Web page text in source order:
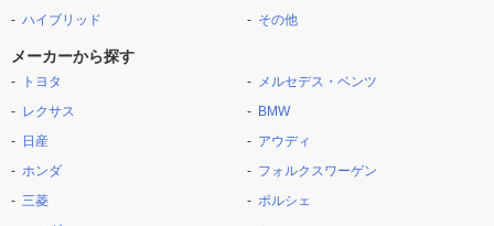
ハイブリッド
その他
メーカーから探す
トヨタ
レクサス
日産
ホンダ
三菱
メルセデス・ベンツ
BMW
アウディ
フォルクスワーゲン
ポルシェ